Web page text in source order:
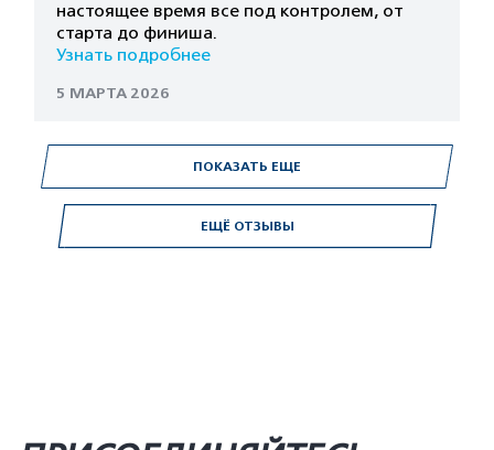
ЕЩЁ ОТЗЫВЫ
настоящее время все под контролем, от
старта до финиша.
Узнать подробнее
5 МАРТА 2026
ПОКАЗАТЬ ЕЩЕ